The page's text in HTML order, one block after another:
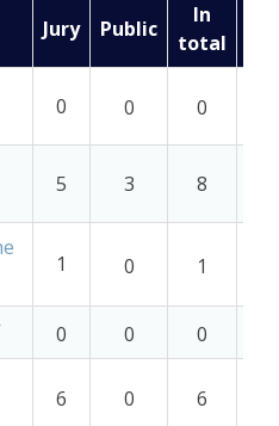
Jury Public
In
total
0 0 0
5 3 8
1 0 1
0 0 0
6 0 6